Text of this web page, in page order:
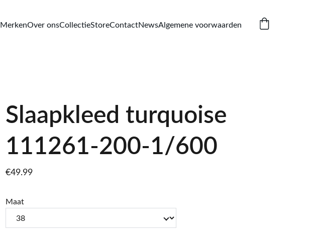
MerkenOver onsCollectieStoreContactNewsAlgemene voorwaarden
Slaapkleed turquoise
111261-200-1/600
€49.99
Maat